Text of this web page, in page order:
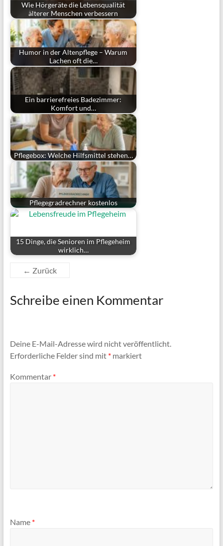
Wie Hörgeräte die Lebensqualität
älterer Menschen verbessern
Humor in der Altenpflege – Warum
Lachen oft die…
Ein barrierefreies Badezimmer:
Komfort und…
Pflegebox: Welche Hilfsmittel stehen…
Pflegegradrechner kostenlos
15 Dinge, die Senioren im Pflegeheim
wirklich…
← Zurück
Schreibe einen Kommentar
Deine E-Mail-Adresse wird nicht veröffentlicht.
Erforderliche Felder sind mit *markiert
Kommentar *
Name *